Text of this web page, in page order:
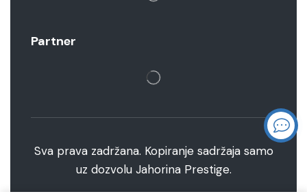
Partner
Sva prava zadržana. Kopiranje sadržaja samo
uz dozvolu Jahorina Prestige.